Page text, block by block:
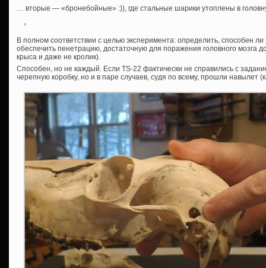
… вторые — «бронебойные» :)), где стальные шарики утоплены в
В полном соответствии с целью эксперимента: определить, способен
обеспечить пенетрацию, достаточную для поражения головного мозга
крыса и даже не кролик).
Способен, но не каждый. Если TS-22 фактически не справились с
черепную коробку, но и в паре случаев, судя по всему, прошли навылет